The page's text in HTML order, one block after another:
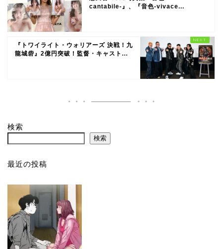
cantabile-』、『音色-vivace...
『トワイライト・ウォリアーズ 決戦！九
龍城砦』2億円突破！監督・キャスト...
検索
検索
最近の投稿